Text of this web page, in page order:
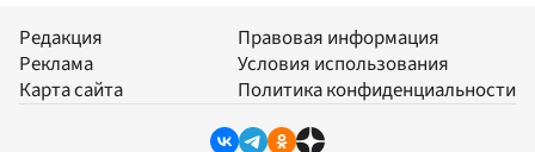
Редакция
Реклама
Карта сайта
Правовая информация
Условия использования
Политика конфиденциальности